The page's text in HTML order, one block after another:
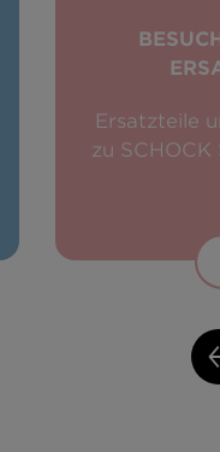
Ersatzteile
zu